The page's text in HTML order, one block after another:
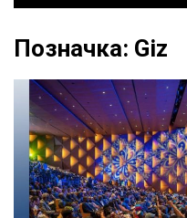
Позначка: Giz